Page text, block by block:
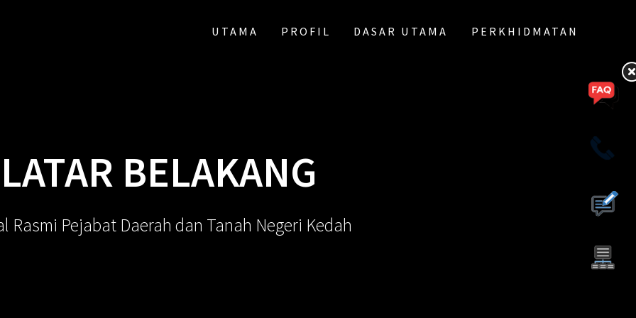
UTAMA PROFIL DASAR UTAMA PERKHIDMATAN
LATAR BELAKANG
Rasmi Pejabat Daerah dan Tanah Negeri Kedah